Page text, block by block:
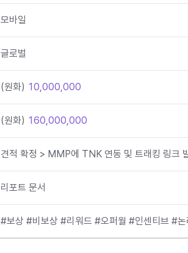
모바일
글로벌
(원화) 10,000,000
(원화) 160,000,000
견적 확정 > MMP에 TNK 연동 및 트래킹 링크
리포트 문서
#보상 #비보상 #리워드 #오퍼월 #인센티브 #